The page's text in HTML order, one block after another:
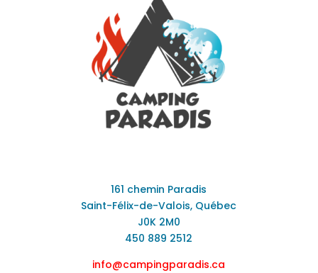
161 chemin Paradis
Saint-Félix-de-Valois, Québec
J0K 2M0
450 889 2512
info@campingparadis.ca